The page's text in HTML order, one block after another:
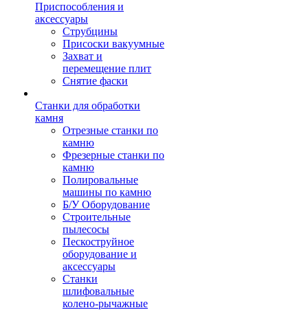
Приспособления и
аксессуары
Струбцины
Присоски вакуумные
Захват и
перемещение плит
Снятие фаски
Станки для обработки
камня
Отрезные станки по
камню
Фрезерные станки по
камню
Полировальные
машины по камню
Б/У Оборудование
Строительные
пылесосы
Пескоструйное
оборудование и
аксессуары
Станки
шлифовальные
колено-рычажные